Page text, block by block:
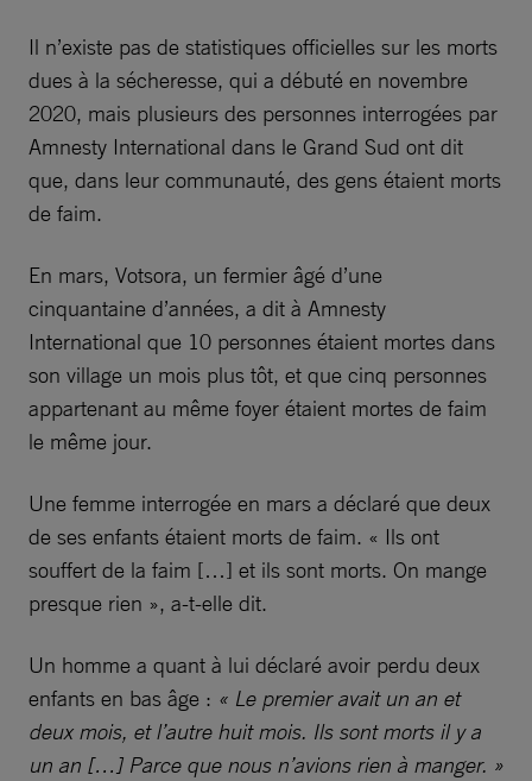
Il n’existe pas de statistiques officielles sur les morts
dues à la sécheresse, qui a débuté en novembre
2020, mais plusieurs des personnes interrogées par
Amnesty International dans le Grand Sud ont dit
que, dans leur communauté, des gens étaient morts
de faim.
En mars, Votsora, un fermier âgé d’une
cinquantaine d’années, a dit à Amnesty
International que 10 personnes étaient mortes dans
son village un mois plus tôt, et que cinq personnes
appartenant au même foyer étaient mortes de faim
le même jour.
Une femme interrogée en mars a déclaré que deux
de ses enfants étaient morts de faim. « Ils ont
souffert de la faim […] et ils sont morts. On mange
presque rien », a-t-elle dit.
Un homme a quant à lui déclaré avoir perdu deux
enfants en bas âge : « Le premier avait un an et
deux mois, et l’autre huit mois. Ils sont morts il y a
un an […] Parce que nous n’avions rien à manger. »